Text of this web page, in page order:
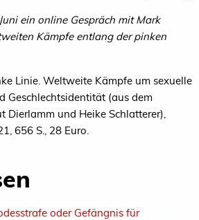
ein online Gespräch mit Mark
Kämpfe entlang der pinken
Linie. Weltweite Kämpfe um sexuelle
Geschlechtsidentität (aus dem
Dierlamm und Heike Schlatterer),
656 S., 28 Euro.
oder Gefängnis für